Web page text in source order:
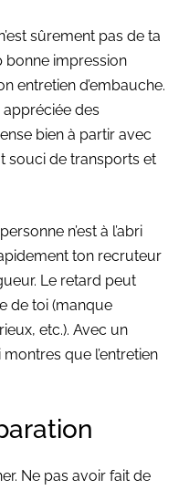
sûrement pas de ta
bonne impression
entretien d’embauche.
des
bien à partir avec
souci de transports et
n’est à l’abri
ton recruteur
Le retard peut
de toi (manque
etc.). Avec un
que l’entretien
Ne pas avoir fait de